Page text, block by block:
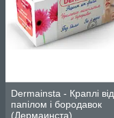
Dermainsta - Краплі від
папілом і бородавок
(Дермаинста)